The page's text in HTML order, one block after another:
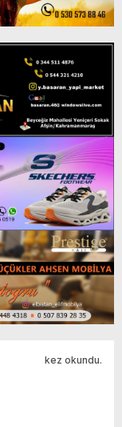
kez okundu.